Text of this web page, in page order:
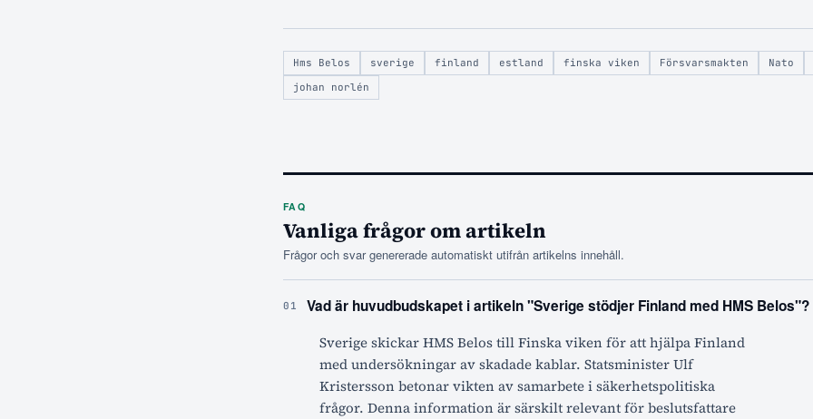
Hms Belos sverige finland estland finska viken Försvarsmakten Nato
johan norlén
FAQ
Vanliga frågor om artikeln
Frågor och svar genererade automatiskt utifrån artikelns innehåll.
01 Vad är huvudbudskapet i artikeln "Sverige stödjer Finland med HMS Belos"?
Sverige skickar HMS Belos till Finska viken för att hjälpa Finland
med undersökningar av skadade kablar. Statsminister Ulf
Kristersson betonar vikten av samarbete i säkerhetspolitiska
frågor. Denna information är särskilt relevant för beslutsfattare